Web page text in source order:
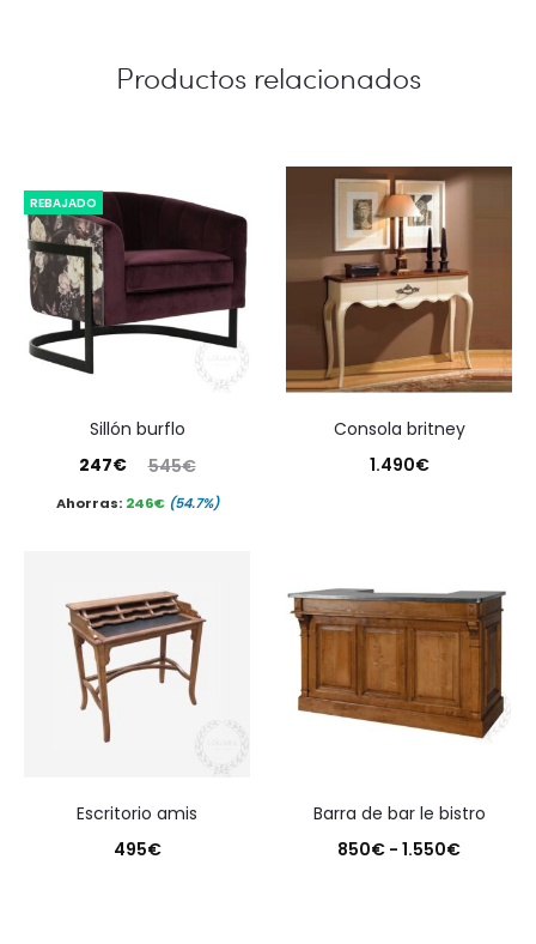
Productos relacionados
REBAJADO
sillón burflo
545€
El
precio
545€.
247€
precio
247€.
Ahorras: 246€ (54.7%)
consola britney
1.490€
escritorio amis
495€
barra de bar le bistro
850€ - 1.550€Rango